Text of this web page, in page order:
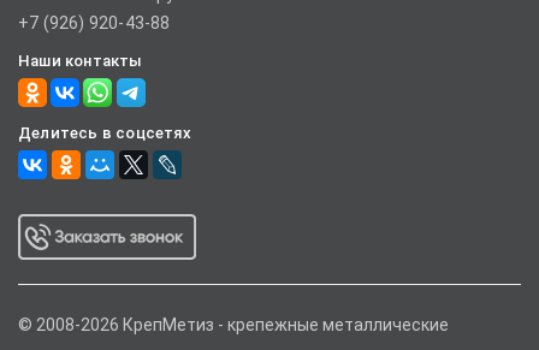
+7 (926) 920-43-88
Наши контакты
Делитесь в соцсетях
© 2008-2026 КрепМетиз - крепежные металлические